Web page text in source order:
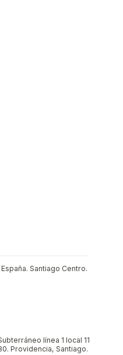
Santiago Centro.
línea 1 local 11
Providencia, Santiago.